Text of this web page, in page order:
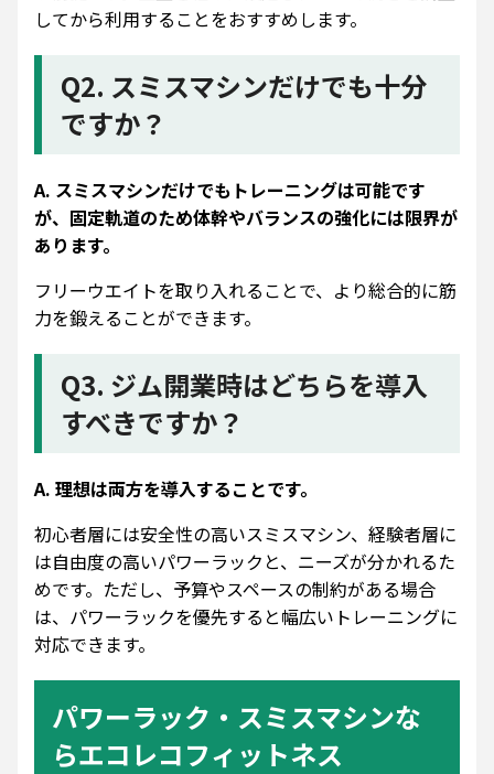
してから利用することをおすすめします。
Q2. スミスマシンだけでも十分
ですか？
A. スミスマシンだけでもトレーニングは可能です
が、固定軌道のため体幹やバランスの強化には限界が
あります。
フリーウエイトを取り入れることで、より総合的に筋
力を鍛えることができます。
Q3. ジム開業時はどちらを導入
すべきですか？
A. 理想は両方を導入することです。
初心者層には安全性の高いスミスマシン、経験者層に
は自由度の高いパワーラックと、ニーズが分かれるた
めです。ただし、予算やスペースの制約がある場合
は、パワーラックを優先すると幅広いトレーニングに
対応できます。
パワーラック・スミスマシンな
らエコレコフィットネス